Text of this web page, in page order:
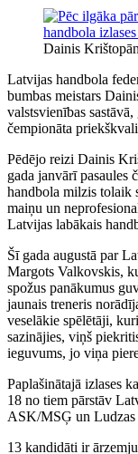
Dainis
Latvijas handbola
bumbas meistars
valstsvienības
čempionāta
Pēdējo reizi Dainis
gada janvārī pasaules
handbola milzis tolaik
maiņu un
Latvijas labākais
Šī gada augustā par
Margots Valkovskis,
spožus panākumus
jaunais treneris
veselākie spēlētāji,
sazinājies, viņš
ieguvums, jo viņa
Paplašinātajā izlases
18 no tiem pārstāv
ASK/MSĢ un
13 kandidāti ir